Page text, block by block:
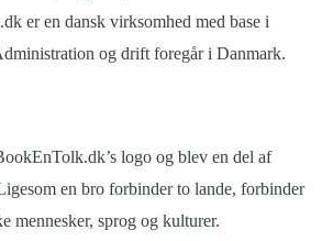
er en dansk virksomhed med base i
og drift foregår i Danmark.
logo og blev en del af
en bro forbinder to lande, forbinder
mennesker, sprog og kulturer.